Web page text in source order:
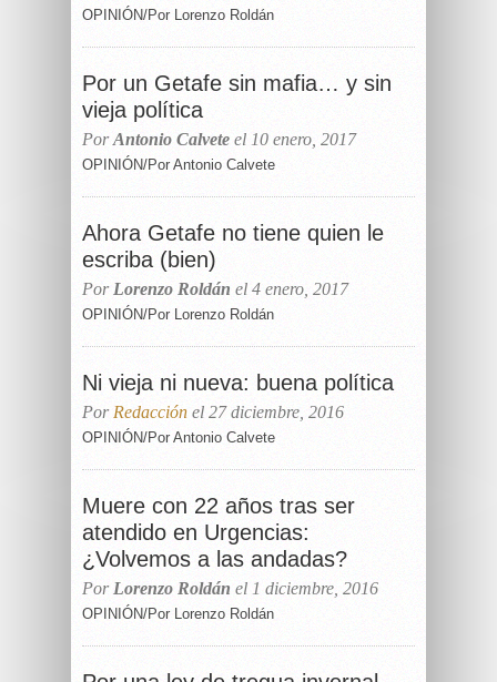
OPINIÓN/Por Lorenzo Roldán
Por un Getafe sin mafia… y sin
vieja política
PorAntonio Calvete el 10 enero, 2017
OPINIÓN/Por Antonio Calvete
Ahora Getafe no tiene quien le
escriba (bien)
Por Lorenzo Roldán el 4 enero, 2017
OPINIÓN/Por Lorenzo Roldán
Ni vieja ni nueva: buena política
Por Redacción el 27 diciembre, 2016
OPINIÓN/Por Antonio Calvete
Muere con 22 años tras ser
atendido en Urgencias:
¿Volvemos a las andadas?
Por Lorenzo Roldán el 1 diciembre, 2016
OPINIÓN/Por Lorenzo Roldán